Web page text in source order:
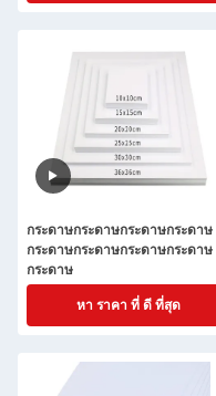
กระดาษกระดาษกระดาษกระดาษ
กระดาษกระดาษกระดาษกระดาษ
กระดาษ
หา ราคา ที่ ดี ที่สุด